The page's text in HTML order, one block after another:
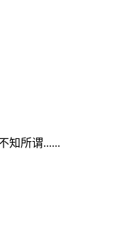
知所谓......